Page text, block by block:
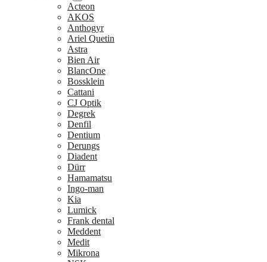
Acteon
AKOS
Anthogyr
Ariel Quetin
Astra
Bien Air
BlancOne
Bossklein
Cattani
CJ Optik
Degrek
Denfil
Dentium
Derungs
Diadent
Dürr
Hamamatsu
Ingo-man
Kia
Lumick
Frank dental
Meddent
Medit
Mikrona